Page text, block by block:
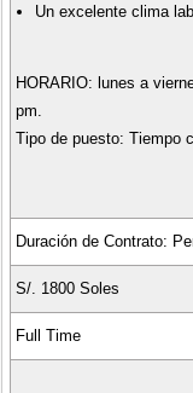
Un excelente clima
HORARIO: lunes a
pm.
Tipo de puesto: Tiempo
Duración de Contrato:
S/. 1800 Soles
Full Time